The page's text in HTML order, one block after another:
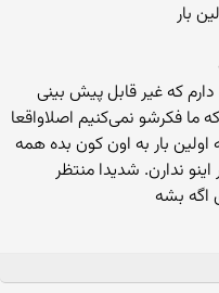
بار
که غیر قابل پیش بینی
فکرشو نمی‌کنیم اصلاواقعا
بار به اون کون بده همه
ندارن. شدیدا منتظر
اگه بشه